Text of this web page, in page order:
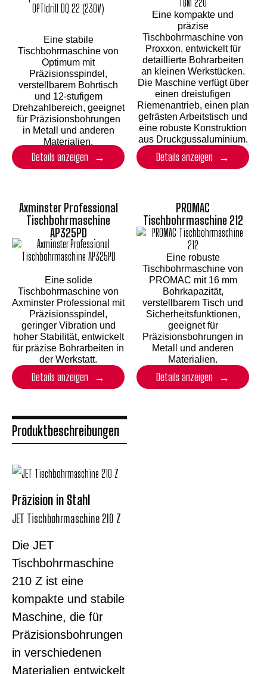
Eine stabile
Tischbohrmaschine von
Optimum mit
Präzisionsspindel,
verstellbarem Bohrtisch
und 12-stufigem
Drehzahlbereich, geeignet
für Präzisionsbohrungen
in Metall und anderen
Materialien.
Details anzeigen
Eine kompakte und
präzise
Tischbohrmaschine von
Proxxon, entwickelt für
detaillierte Bohrarbeiten
an kleinen Werkstücken.
Die Maschine verfügt über
einen dreistufigen
Riemenantrieb, einen plan
gefrästen Arbeitstisch und
eine robuste Konstruktion
aus Druckgussaluminium.
Details anzeigen
Axminster Professional
Tischbohrmaschine
AP325PD
Eine solide
Tischbohrmaschine von
Axminster Professional mit
Präzisionsspindel,
geringer Vibration und
hoher Stabilität, entwickelt
für präzise Bohrarbeiten in
der Werkstatt.
Details anzeigen
PROMAC
Tischbohrmaschine 212
Eine robuste
Tischbohrmaschine von
PROMAC mit 16 mm
Bohrkapazität,
verstellbarem Tisch und
Sicherheitsfunktionen,
geeignet für
Präzisionsbohrungen in
Metall und anderen
Materialien.
Details anzeigen
Produktbeschreibungen
Präzision in Stahl
JET Tischbohrmaschine 210 Z
Die JET
Tischbohrmaschine
210 Z ist eine
kompakte und stabile
Maschine, die für
Präzisionsbohrungen
in verschiedenen
Materialien entwickelt